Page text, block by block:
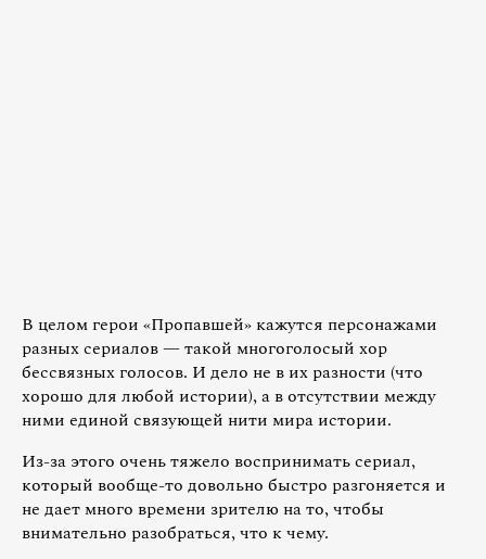
В целом герои «Пропавшей» кажутся персонажами
разных сериалов — такой многоголосый хор
бессвязных голосов. И дело не в их разности (что
хорошо для любой истории), а в отсутствии между
ними единой связующей нити мира истории.
Из-за этого очень тяжело воспринимать сериал,
который вообще-то довольно быстро разгоняется и
не дает много времени зрителю на то, чтобы
внимательно разобраться, что к чему.